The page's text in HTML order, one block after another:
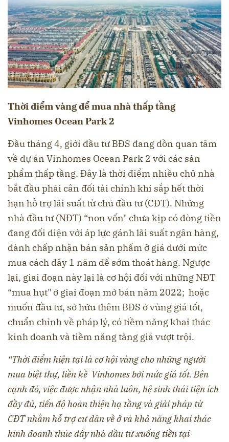
Thời điểm vàng để mua nhà thấp tầng
Vinhomes Ocean Park 2
Đầu tháng 4, giới đầu tư BĐS đang dồn quan tâm
về dự án Vinhomes Ocean Park 2 với các sản
phẩm thấp tầng. Đây là thời điểm nhiều chủ nhà
bắt đầu phải cân đối tài chính khi sắp hết thời
hạn hỗ trợ lãi suất từ chủ đầu tư (CĐT). Những
nhà đầu tư (NĐT) “non vốn" chưa kịp có dòng tiền
đang đối diện với áp lực gánh lãi suất ngân hàng,
đành chấp nhận bán sản phẩm ở giá dưới mức
mua cách đây 1 năm để sớm thoát hàng. Ngược
lại, giai đoạn này lại là cơ hội đối với những NĐT
“mua hụt" ở giai đoạn mở bán năm 2022; hoặc
muốn đầu tư, sở hữu thêm BĐS ở vùng giá tốt,
chuẩn chỉnh về pháp lý, có tiềm năng khai thác
kinh doanh và tiềm năng tăng giá vượt trội.
“Thời điểm hiện tại là cơ hội vàng cho những người
mua biệt thự, liền kề Vinhomes bởi mức giá tốt. Bên
cạnh đó, việc được nhận nhà luôn, hệ sinh thái tiện ích
đầy đủ, tiến độ hoàn thiện hạ tầng và giải pháp từ
CĐT nhằm hỗ trợ cư dân về ở và khả năng khai thác
kinh doanh thúc đẩy nhà đầu tư xuống tiền tại